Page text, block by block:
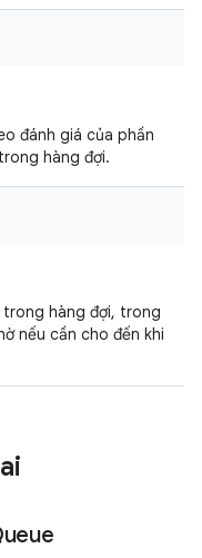
đánh giá của phần
hàng đợi.
trong hàng đợi, trong
nếu cần cho đến khi